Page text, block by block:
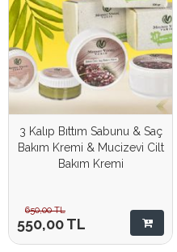
3 Kalıp Bıttım Sabunu & Saç
Bakım Kremi & Mucizevi Cilt
Bakım Kremi
650,00TL
550,00TL